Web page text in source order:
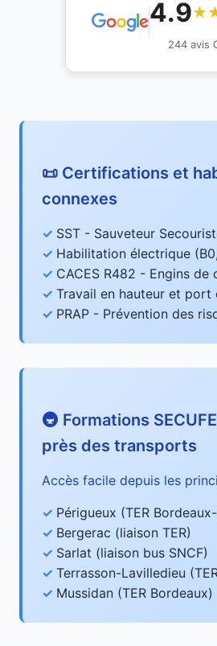
4.9
244 avis
📜 Certifications et
connexes
SST - Sauveteur
Habilitation électrique
CACES R482 - Engins de
Travail en hauteur et port
PRAP - Prévention des
🚇 Formations
près des transports
Accès facile depuis les
Périgueux (TER
Bergerac (liaison TER)
Sarlat (liaison bus SNCF)
Terrasson-Lavilledieu
Mussidan (TER Bordeaux)